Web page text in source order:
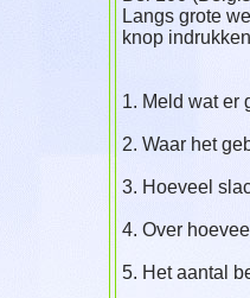
Langs grote
knop
1. Meld wat er
2. Waar het
3. Hoeveel
4. Over
5. Het aantal